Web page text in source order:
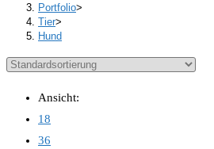
Portfolio>
Tier>
Hund
Ansicht:
18
36